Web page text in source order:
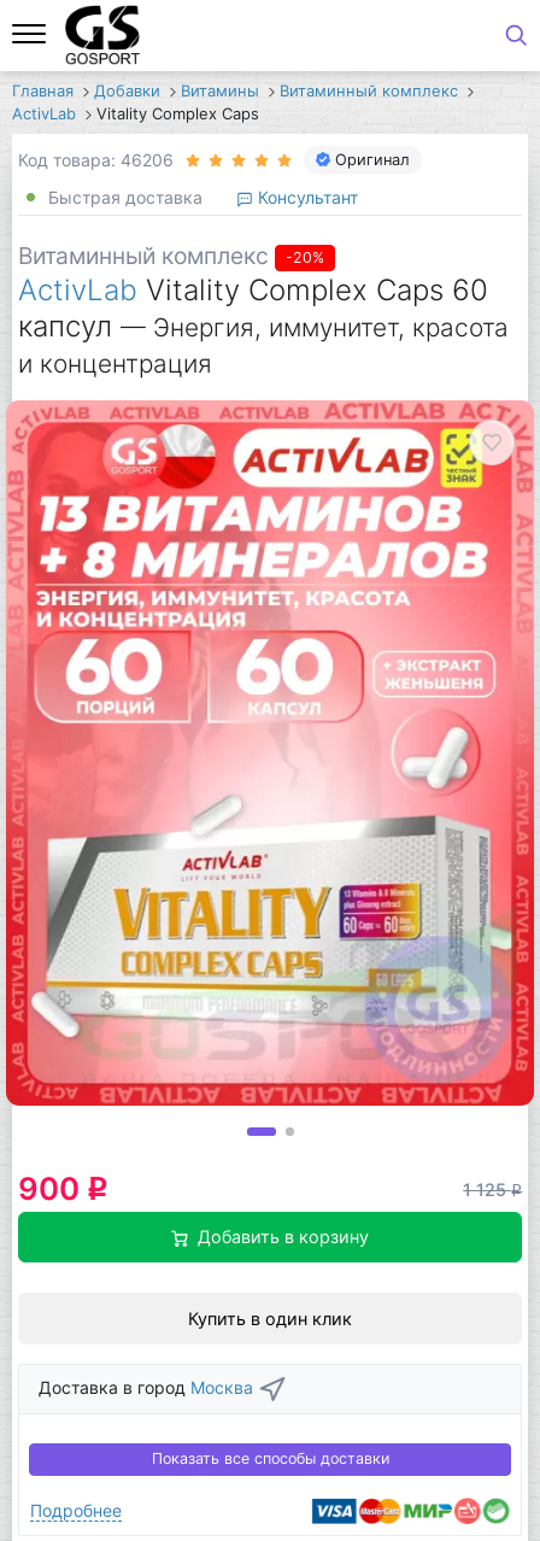
Главная Добавки Витамины
Витаминный комплекс
ActivLab
Vitality Complex Caps
Код товара: 46206 Оригинал
Быстрая доставка Консультант
Витаминный комплекс -20%
ActivLab Vitality Complex Caps 60
капсул — Энергия, иммунитет, красота
и концентрация
900 q 1 125q
Добавить в корзину
Купить в один клик
Доставка в город Москва
Показать все способы доставки
Подробнее